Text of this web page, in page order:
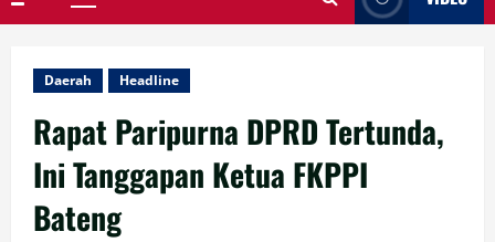
Primary
Daerah Headline
Rapat Paripurna DPRD Tertunda,
Ini Tanggapan Ketua FKPPI
Bateng